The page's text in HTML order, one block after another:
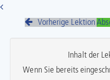
Vorherige Lektion
Inhalt der
Wenn Sie bereits